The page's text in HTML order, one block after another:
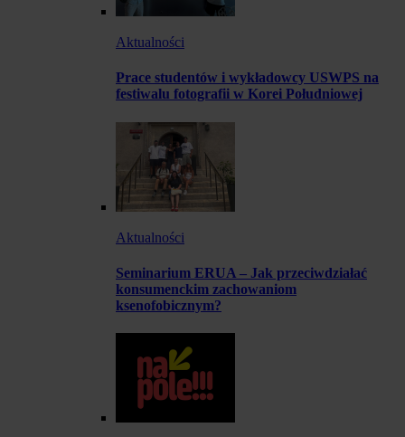
Aktualności
Prace studentów i wykładowcy USWPS na
festiwalu fotografii w Korei Południowej
Aktualności
Seminarium ERUA – Jak przeciwdziałać
konsumenckim zachowaniom
ksenofobicznym?